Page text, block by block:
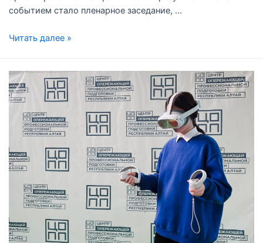
событием стало пленарное заседание, …
Читать далее »